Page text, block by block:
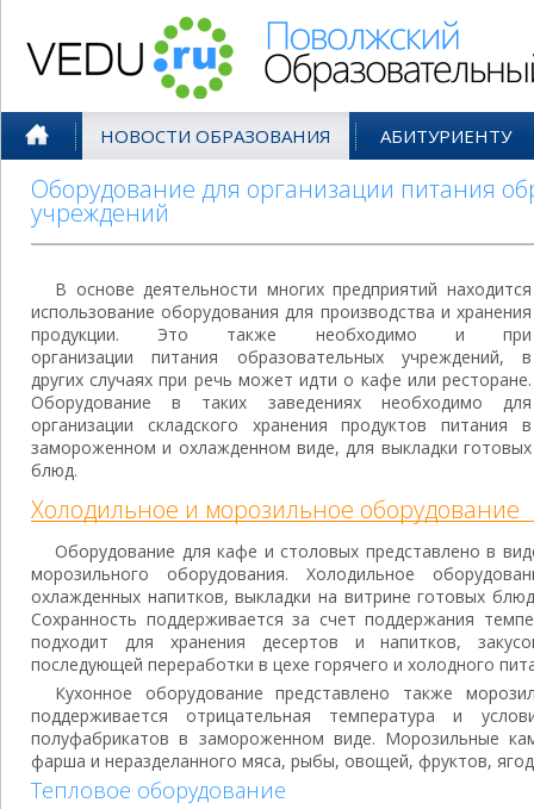
НОВОСТИ ОБРАЗОВАНИЯ АБИТУРИЕНТУ
Оборудование для организации питания
учреждений
В основе деятельности многих предприятий находится
использование оборудования для производства и хранения
продукции. Это также необходимо и при
организации питания образовательных учреждений, в
других случаях при речь может идти о кафе или ресторане.
Оборудование в таких заведениях необходимо для
организации складского хранения продуктов питания в
замороженном и охлажденном виде, для выкладки готовых
блюд.
Холодильное и морозильное оборудование
Оборудование для кафе и столовых представлено в
морозильного оборудования. Холодильное
охлажденных напитков, выкладки на витрине готовых
Сохранность поддерживается за счет поддержания
подходит для хранения десертов и напитков,
последующей переработки в цехе горячего и холодного
Кухонное оборудование представлено также
поддерживается отрицательная температура и
полуфабрикатов в замороженном виде. Морозильные
фарша и неразделанного мяса, рыбы, овощей, фруктов,
Тепловое оборудование